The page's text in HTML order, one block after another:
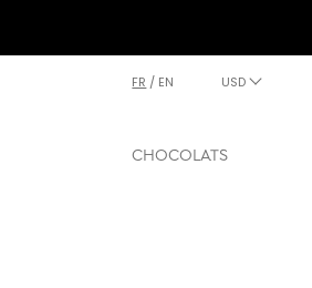
FR / EN USD
CHOCOLATS